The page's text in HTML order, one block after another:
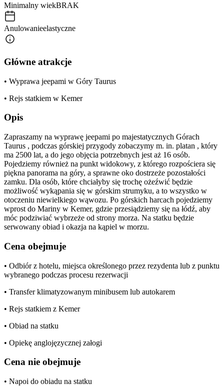
Minimalny wiekBRAK
Anulowanieelastyczne
Główne atrakcje
• Wyprawa jeepami w Góry Taurus
• Rejs statkiem w Kemer
Opis
Zapraszamy na wyprawę jeepami po majestatycznych Górach
Taurus , podczas górskiej przygody zobaczymy m. in. platan , który
ma 2500 lat, a do jego objęcia potrzebnych jest aż 16 osób.
Pojedziemy również na punkt widokowy, z którego rozpościera się
piękna panorama na góry, a sprawne oko dostrzeże pozostałości
zamku. Dla osób, które chciałyby się trochę ożeźwić będzie
możliwość wykąpania się w górskim strumyku, a to wszystko w
otoczeniu niewielkiego wąwozu. Po górskich harcach pojedziemy
wprost do Mariny w Kemer, gdzie przesiądziemy się na łódź, aby
móc podziwiać wybrzeże od strony morza. Na statku będzie
serwowany obiad i okazja na kąpiel w morzu.
Cena obejmuje
• Odbiór z hotelu, miejsca określonego przez rezydenta lub z punktu
wybranego podczas procesu rezerwacji
• Transfer klimatyzowanym minibusem lub autokarem
• Rejs statkiem z Kemer
• Obiad na statku
• Opiekę anglojęzycznej załogi
Cena nie obejmuje
• Napoi do obiadu na statku